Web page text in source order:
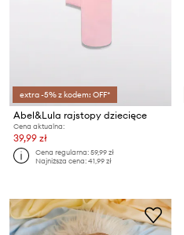
extra -5% z kodem: OFF*
Abel&Lula rajstopy dziecięce
Cena aktualna:
39,99 zł
Cena regularna:59,99 zł
Najniższa cena:41,99 zł